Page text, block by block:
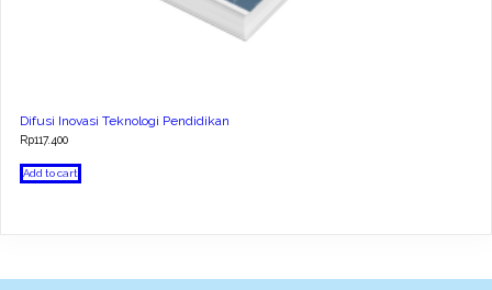
Difusi Inovasi Teknologi Pendidikan
Rp117.400
Add to cart